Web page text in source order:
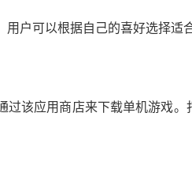
户可以根据自己的喜好选择适
过该应用商店来下载单机游戏